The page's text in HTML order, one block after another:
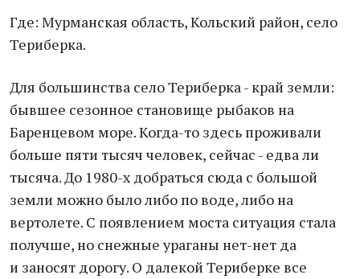
Где: Мурманская область, Кольский район, село
Териберка.
Для большинства село Териберка - край земли:
бывшее сезонное становище рыбаков на
Баренцевом море. Когда-то здесь проживали
больше пяти тысяч человек, сейчас - едва ли
тысяча. До 1980-х добраться сюда с большой
земли можно было либо по воде, либо на
вертолете. С появлением моста ситуация стала
получше, но снежные ураганы нет-нет да
и заносят дорогу. О далекой Териберке все